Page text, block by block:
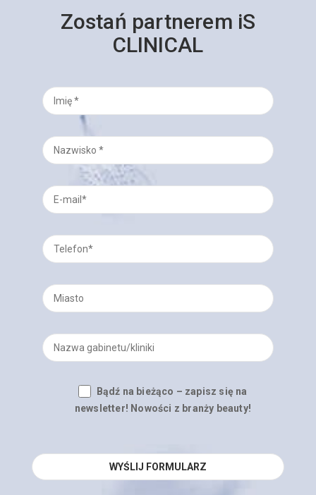
Zostań partnerem iS
CLINICAL
Bądź na bieżąco – zapisz się na
newsletter! Nowości z branży beauty!